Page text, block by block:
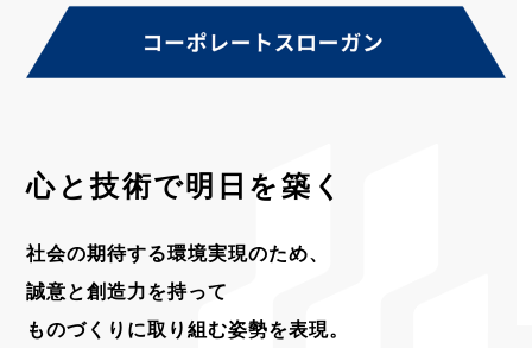
心と技術で明日を築く
社会の期待する環境実現のため、
誠意と創造力を持って
ものづくりに取り組む姿勢を表現。